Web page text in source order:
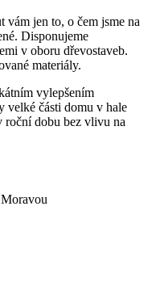
vám jen to, o čem jsme na
Disponujeme
v oboru dřevostaveb.
materiály.
vylepšením
velké části domu v hale
roční dobu bez vlivu na